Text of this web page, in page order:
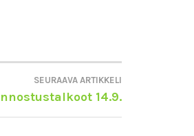
SEURAAVA ARTIKKELI
14.9.